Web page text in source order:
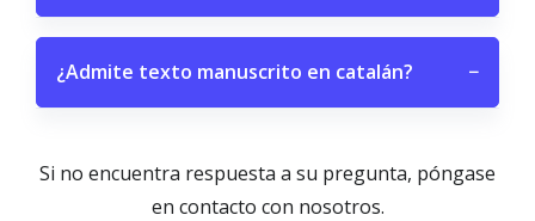
¿Admite texto manuscrito en catalán? −
Si no encuentra respuesta a su pregunta, póngase
en contacto con nosotros.